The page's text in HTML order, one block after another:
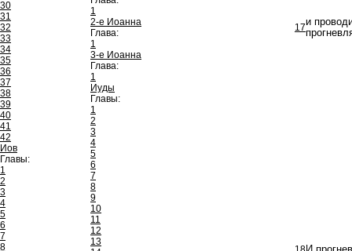
30
31
32
33
34
35
36
37
38
39
40
41
42
Иов
Главы:
1
2
3
4
5
6
7
8
1
2-е Иоанна
Глава:
1
3-е Иоанна
Глава:
1
Иуды
Главы:
1
2
3
4
5
6
7
8
9
10
11
12
13
17и